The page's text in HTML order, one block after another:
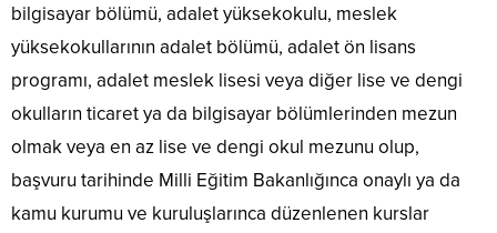
bilgisayar bölümü, adalet yüksekokulu, meslek
yüksekokullarının adalet bölümü, adalet ön lisans
programı, adalet meslek lisesi veya diğer lise ve dengi
okulların ticaret ya da bilgisayar bölümlerinden mezun
olmak veya en az lise ve dengi okul mezunu olup,
başvuru tarihinde Milli Eğitim Bakanlığınca onaylı ya da
kamu kurumu ve kuruluşlarınca düzenlenen kurslar